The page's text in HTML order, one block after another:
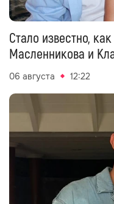
Стало известно,
Масленникова и
06 августа 12:22